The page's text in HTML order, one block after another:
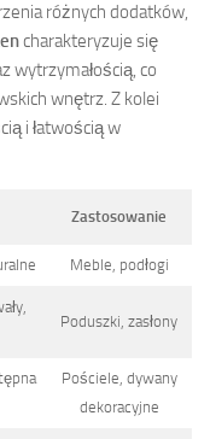
różnych dodatków,
charakteryzuje się
wytrzymałością, co
wnętrz. Z kolei
i łatwością w
Zastosowanie
Meble, podłogi
Poduszki, zasłony
Pościele, dywany
dekoracyjne